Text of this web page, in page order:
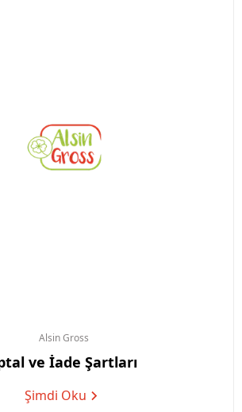
Alsin Gross
ve İade Şartları
Şimdi Oku